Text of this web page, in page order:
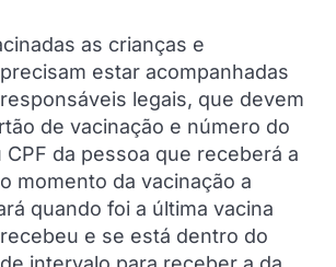
as crianças e
estar acompanhadas
legais, que devem
de vacinação e número do
CPF da pessoa que receberá a
momento da vacinação a
quando foi a última vacina
e se está dentro do